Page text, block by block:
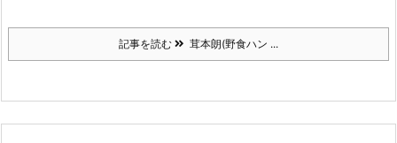
記事を読む 茸本朗(野食ハン ...